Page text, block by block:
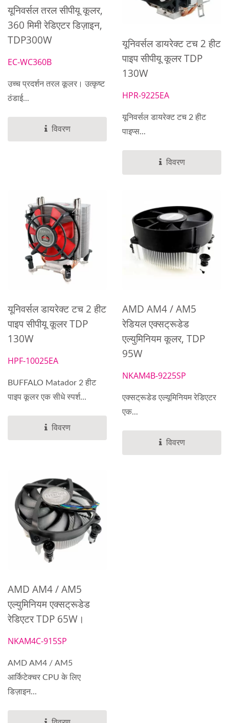
यूनिवर्सल तरल सीपीयू कूलर,
360 मिमी रेडिएटर डिज़ाइन,
TDP300W
EC-WC360B
उच्च प्रदर्शन तरल कूलर। उत्कृष्ट
ठंडाई...
विवरण
यूनिवर्सल डायरेक्ट टच 2 हीट
पाइप सीपीयू कूलर TDP
130W
HPR-9225EA
यूनिवर्सल डायरेक्ट टच 2 हीट
पाइप्स...
विवरण
यूनिवर्सल डायरेक्ट टच 2 हीट
पाइप सीपीयू कूलर TDP
130W
HPF-10025EA
BUFFALO Matador 2 हीट
पाइप कूलर एक सीधे स्पर्श...
विवरण
AMD AM4 / AM5
रेडियल एक्सट्रूडेड
एल्युमिनियम कूलर, TDP
95W
NKAM4B-9225SP
एक्सट्रूडेड एल्यूमिनियम रेडिएटर
एक...
विवरण
AMD AM4 / AM5
एल्युमिनियम एक्सट्रूडेड
रेडिएटर TDP 65W।
NKAM4C-915SP
AMD AM4 / AM5
आर्किटेक्चर CPU के लिए
डिज़ाइन...